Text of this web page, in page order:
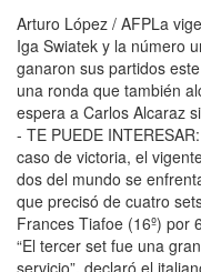
Arturo López / AFPLa
Iga Swiatek y la número
ganaron sus partidos
una ronda que también
espera a Carlos Alcaraz
- TE PUEDE
caso de victoria, el
dos del mundo se
que precisó de cuatro
Frances Tiafoe (16º) por
“El tercer set fue una
servicio”, declaró el